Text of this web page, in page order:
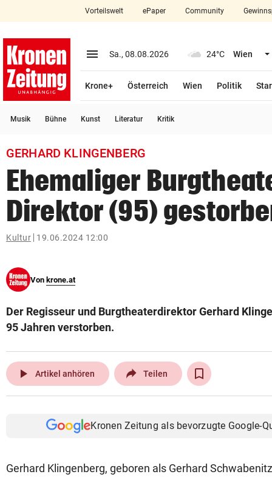
closeSchließen
account_circle Anmelden
arrow_right
bookmark
Suchbegriff
eingeben
© Krone Multimedia GmbH & Co KG 2026
Vorteilswelt ePaper Community
menu Menü aufklappen
Sa., 08.08.2026 24°C Wien
Krone+ Österreich Wien Politik
Musik Bühne Kunst Literatur Kritik
GERHARD KLINGENBERG
Ehemaliger
Direktor (95)
Kultur 19.06.2024 12:00
Von krone.at
Der Regisseur und Burgtheaterdirektor Gerhard
95 Jahren verstorben.
play_arrow Artikel anhören Teilen
Kronen Zeitung als bevorzugte Google-
Gerhard Klingenberg, geboren als Gerhard